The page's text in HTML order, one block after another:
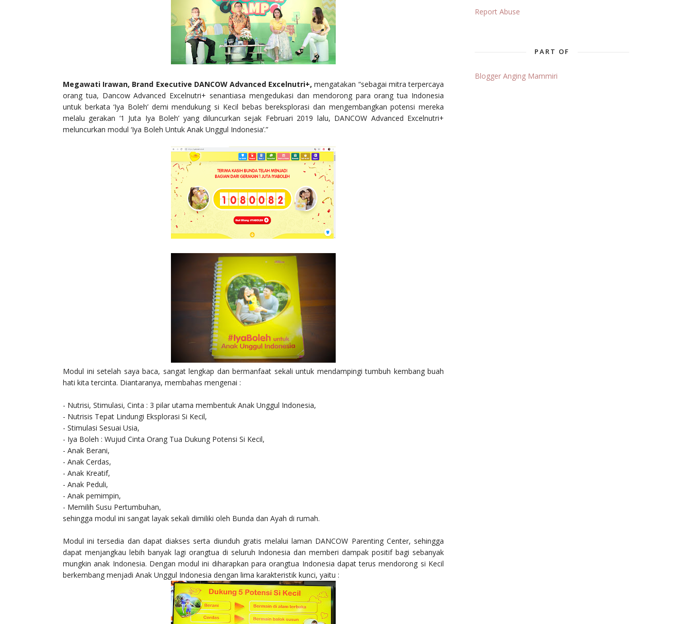
Megawati Irawan, Brand Executive DANCOW Advanced Excelnutri+, mengatakan “sebagai mitra terpercaya
orang tua, Dancow Advanced Excelnutri+ senantiasa mengedukasi dan mendorong para orang tua Indonesia
untuk berkata ‘Iya Boleh’ demi mendukung si Kecil bebas bereksplorasi dan mengembangkan potensi mereka
melalu gerakan ‘1 Juta Iya Boleh’ yang diluncurkan sejak Februari 2019 lalu, DANCOW Advanced Excelnutri+
meluncurkan modul ‘Iya Boleh Untuk Anak Unggul Indonesia’.”
Modul ini setelah saya baca, sangat lengkap dan bermanfaat sekali untuk mendampingi tumbuh kembang buah
hati kita tercinta. Diantaranya, membahas mengenai :
- Nutrisi, Stimulasi, Cinta : 3 pilar utama membentuk Anak Unggul Indonesia,
- Nutrisis Tepat Lindungi Eksplorasi Si Kecil,
- Stimulasi Sesuai Usia,
- Iya Boleh : Wujud Cinta Orang Tua Dukung Potensi Si Kecil,
- Anak Berani,
- Anak Cerdas,
- Anak Kreatif,
- Anak Peduli,
- Anak pemimpin,
- Memilih Susu Pertumbuhan,
sehingga modul ini sangat layak sekali dimiliki oleh Bunda dan Ayah di rumah.
Modul ini tersedia dan dapat diakses serta diunduh gratis melalui laman DANCOW Parenting Center, sehingga
dapat menjangkau lebih banyak lagi orangtua di seluruh Indonesia dan memberi dampak positif bagi sebanyak
mungkin anak Indonesia. Dengan modul ini diharapkan para orangtua Indonesia dapat terus mendorong si Kecil
berkembang menjadi Anak Unggul Indonesia dengan lima karakteristik kunci, yaitu :
Report Abuse
PART OF
Blogger Anging Mammiri